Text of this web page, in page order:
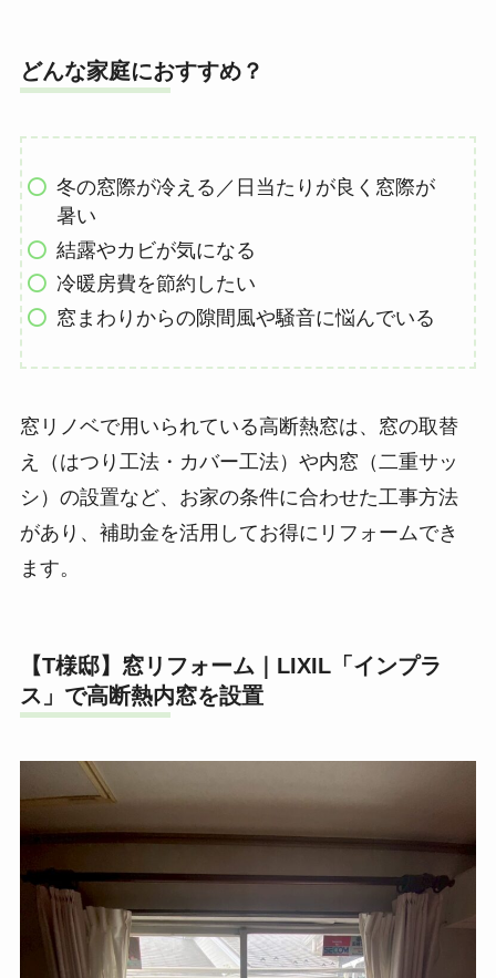
どんな家庭におすすめ？
冬の窓際が冷える／日当たりが良く窓際が
暑い
結露やカビが気になる
冷暖房費を節約したい
窓まわりからの隙間風や騒音に悩んでいる
窓リノベで用いられている高断熱窓は、窓の取替
え（はつり工法・カバー工法）や内窓（二重サッ
シ）の設置など、お家の条件に合わせた工事方法
があり、補助金を活用してお得にリフォームでき
ます。
【T様邸】窓リフォーム｜LIXIL「インプラ
ス」で高断熱内窓を設置